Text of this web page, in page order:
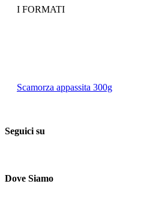
I FORMATI
Scamorza appassita 300g
Seguici su
Dove Siamo